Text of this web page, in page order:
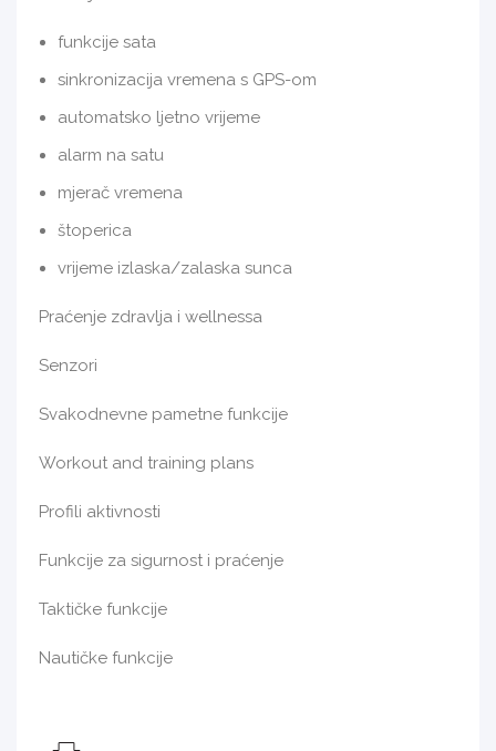
funkcije sata
sinkronizacija vremena s GPS-om
automatsko ljetno vrijeme
alarm na satu
mjerač vremena
štoperica
vrijeme izlaska/zalaska sunca
Praćenje zdravlja i wellnessa
Senzori
Svakodnevne pametne funkcije
Workout and training plans
Profili aktivnosti
Funkcije za sigurnost i praćenje
Taktičke funkcije
Nautičke funkcije